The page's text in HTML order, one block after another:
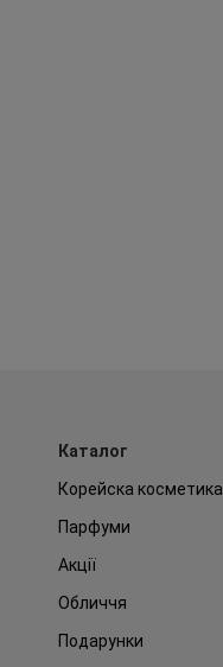
Каталог
Корейска косметика
Парфуми
Акції
Обличчя
Подарунки